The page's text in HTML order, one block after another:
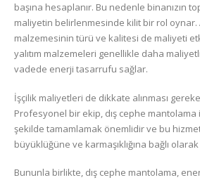
başına hesaplanır. Bu nedenle binanızın
maliyetin belirlenmesinde kilit bir rol oynar.
malzemesinin türü ve kalitesi de maliyeti
yalıtım malzemeleri genellikle daha
vadede enerji tasarrufu sağlar.
İşçilik maliyetleri de dikkate alınması
Profesyonel bir ekip, dış cephe
şekilde tamamlamak önemlidir ve bu
büyüklüğüne ve karmaşıklığına bağlı
Bununla birlikte, dış cephe mantolama,